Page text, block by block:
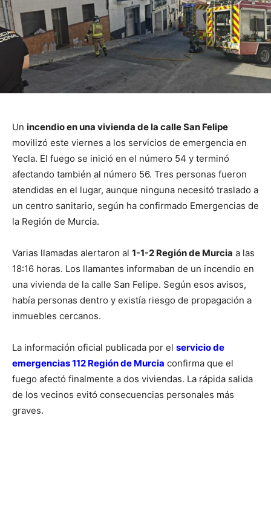
Un incendio en una vivienda de la calle San Felipe
movilizó este viernes a los servicios de emergencia en
Yecla. El fuego se inició en el número 54 y terminó
afectando también al número 56. Tres personas fueron
atendidas en el lugar, aunque ninguna necesitó traslado a
un centro sanitario, según ha confirmado Emergencias de
la Región de Murcia.
Varias llamadas alertaron al 1-1-2 Región de Murcia a las
18:16 horas. Los llamantes informaban de un incendio en
una vivienda de la calle San Felipe. Según esos avisos,
había personas dentro y existía riesgo de propagación a
inmuebles cercanos.
La información oficial publicada por el servicio de
emergencias 112 Región de Murcia confirma que el
fuego afectó finalmente a dos viviendas. La rápida salida
de los vecinos evitó consecuencias personales más
graves.